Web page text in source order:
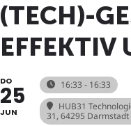
(TECH)-
EFFEKTIV
DO
25
JUN
16:33 - 16:33
HUB31
31, 64295 Darmstadt